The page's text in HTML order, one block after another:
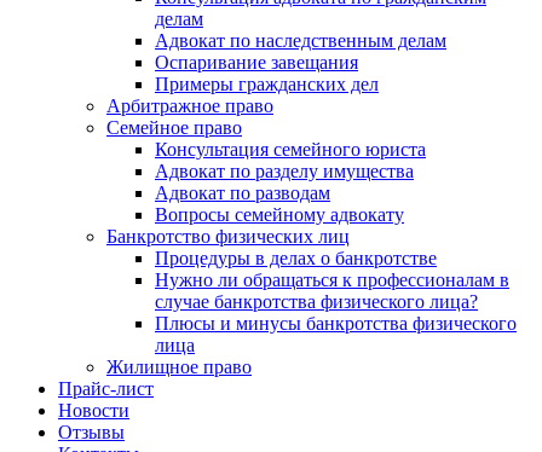
делам
Адвокат по наследственным делам
Оспаривание завещания
Примеры гражданских дел
Арбитражное право
Семейное право
Консультация семейного юриста
Адвокат по разделу имущества
Адвокат по разводам
Вопросы семейному адвокату
Банкротство физических лиц
Процедуры в делах о банкротстве
Нужно ли обращаться к профессионалам в
случае банкротства физического лица?
Плюсы и минусы банкротства физического
лица
Жилищное право
Прайс-лист
Новости
Отзывы